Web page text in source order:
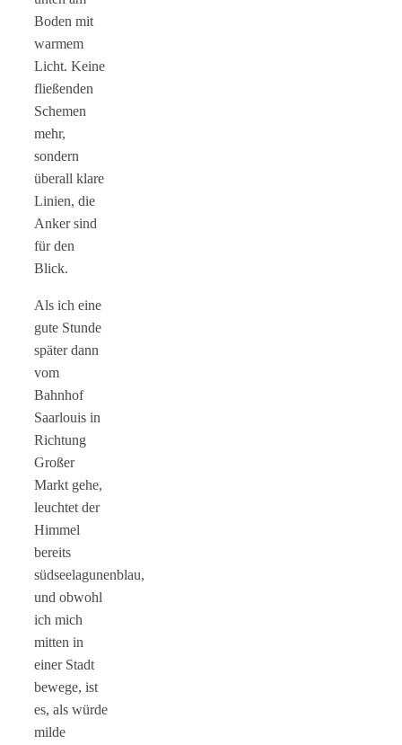
Boden mit
warmem
Licht. Keine
fließenden
Schemen
mehr,
sondern
überall klare
Linien, die
Anker sind
für den
Blick.
Als ich eine
gute Stunde
später dann
vom
Bahnhof
Saarlouis in
Richtung
Großer
Markt gehe,
leuchtet der
Himmel
bereits
südseelagunenblau,
und obwohl
ich mich
mitten in
einer Stadt
bewege, ist
es, als würde
milde